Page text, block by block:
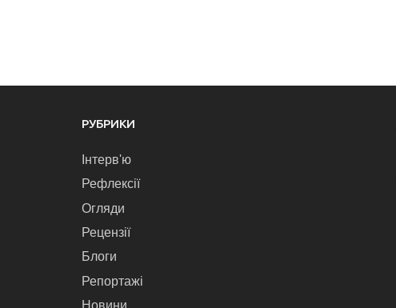
РУБРИКИ
Інтерв'ю
Рефлексії
Огляди
Рецензії
Блоги
Репортажі
Новини